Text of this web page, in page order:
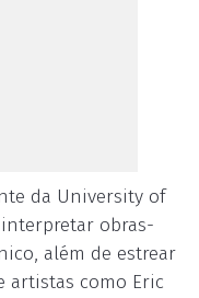
da University of
obras-
além de estrear
artistas como Eric